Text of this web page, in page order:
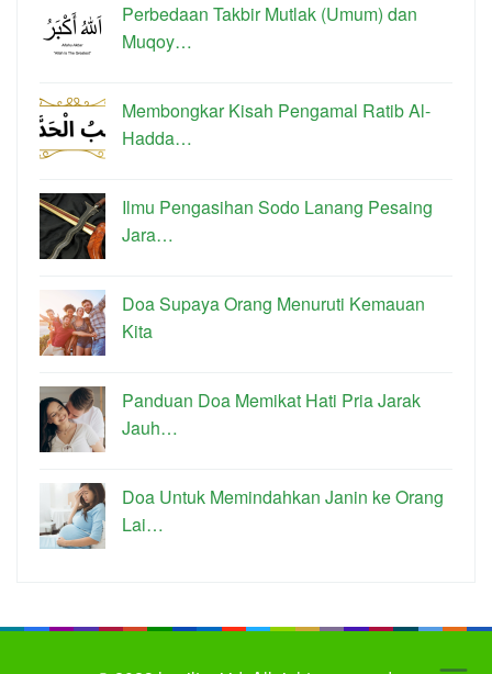
Perbedaan Takbir Mutlak (Umum) dan
Muqoy…
Membongkar Kisah Pengamal Ratib Al-
Hadda…
Ilmu Pengasihan Sodo Lanang Pesaing
Jara…
Doa Supaya Orang Menuruti Kemauan
Kita
Panduan Doa Memikat Hati Pria Jarak
Jauh…
Doa Untuk Memindahkan Janin ke Orang
Lai…